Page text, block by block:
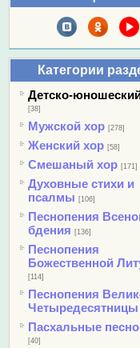
Категории
Детско-
[38]
Мужской хор [278]
Женский хор [58]
Смешаный хор [171]
Духовные стихи и
псалмы [106]
Песнопения
бдения [136]
Песнопения
Божественной
[114]
Песнопения
Четыредесятницы
Пасхальные
[40]